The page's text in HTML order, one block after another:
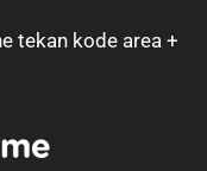
tekan kode area +